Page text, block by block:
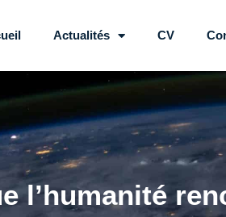
Actualités CV
l’humanité